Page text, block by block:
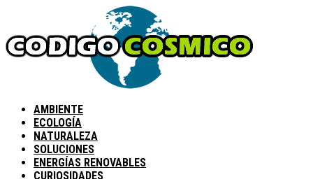
AMBIENTE
ECOLOGÍA
NATURALEZA
SOLUCIONES
ENERGÍAS RENOVABLES
CURIOSIDADES